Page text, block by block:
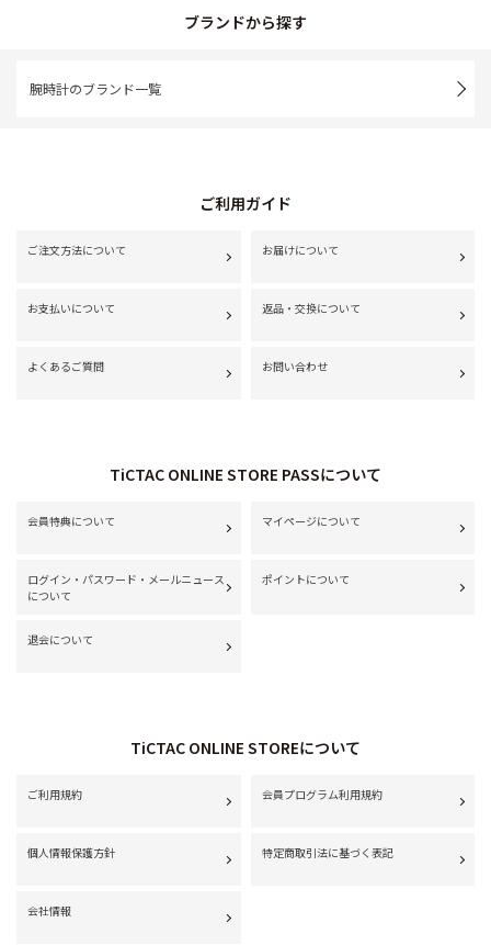
ブランドから探す
腕時計のブランド一覧
ご利用ガイド
ご注文方法について お届けについて
お支払いについて 返品・交換について
よくあるご質問 お問い合わせ
TiCTAC ONLINE STORE PASSについて
会員特典について マイページについて
ログイン・パスワード・メールニュース
について
ポイントについて
退会について
TiCTAC ONLINE STOREについて
ご利用規約 会員プログラム利用規約
個人情報保護方針 特定商取引法に基づく表記
会社情報